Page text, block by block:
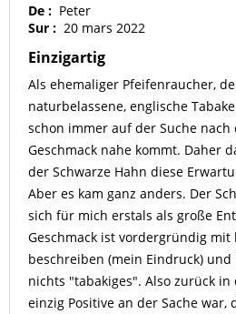
De : Peter
Sur : 20 mars 2022
Einzigartig
Als ehemaliger Pfeifenraucher,
naturbelassene, englische
schon immer auf der Suche nach
Geschmack nahe kommt. Daher
der Schwarze Hahn diese
Aber es kam ganz anders. Der
sich für mich erstals als große
Geschmack ist vordergründig mit
beschreiben (mein Eindruck)
nichts "tabakiges". Also zurück in
einzig Positive an der Sache war,